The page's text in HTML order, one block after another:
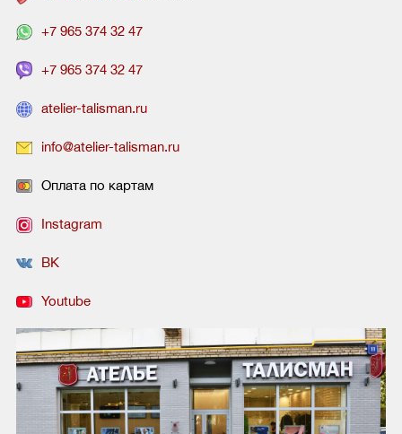
+7 965 374 32 47
+7 965 374 32 47
atelier-talisman.ru
info@atelier-talisman.ru
Оплата по картам
Instagram
ВК
Youtube